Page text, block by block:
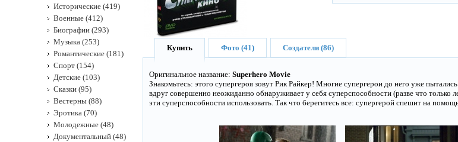
Купить Фото (41) Создатели (86)
Оригинальное название: Superhero Movie
Знакомьтесь: этого супергероя зовут Рик Райкер! Многие супергерои до него уже
вдруг совершенно неожиданно обнаруживает у себя суперспособности (разве что только
эти суперспособности использовать. Так что берегитесь все: супергерой спешит на
Исторические (419)
Военные (412)
Биографии (293)
Музыка (253)
Романтические (181)
Спорт (154)
Детские (103)
Сказки (95)
Вестерны (88)
Эротика (70)
Молодежные (48)
Документальный (48)